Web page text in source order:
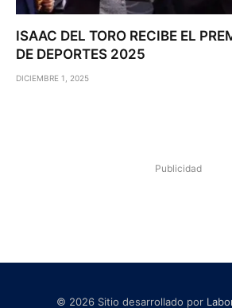
ISAAC DEL TORO RECIBE EL
DE DEPORTES 2025
DICIEMBRE 1, 2025
Publicidad
© 2026 Sitio desarrollado por